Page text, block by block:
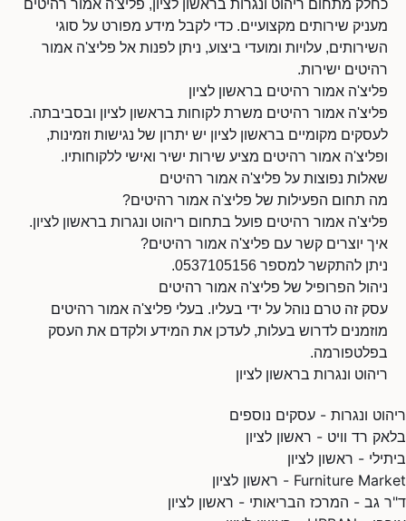
כחלק מתחום ריהוט ונגרות בראשון לציון, פליצ'ה אמור רהיטים
מעניק שירותים מקצועיים. כדי לקבל מידע מפורט על סוגי
השירותים, עלויות ומועדי ביצוע, ניתן לפנות אל פליצ'ה אמור
רהיטים ישירות.
פליצ'ה אמור רהיטים בראשון לציון
פליצ'ה אמור רהיטים משרת לקוחות בראשון לציון ובסביבתה.
לעסקים מקומיים בראשון לציון יש יתרון של נגישות וזמינות,
ופליצ'ה אמור רהיטים מציע שירות ישיר ואישי ללקוחותיו.
שאלות נפוצות על פליצ'ה אמור רהיטים
מה תחום הפעילות של פליצ'ה אמור רהיטים?
פליצ'ה אמור רהיטים פועל בתחום ריהוט ונגרות בראשון לציון.
איך יוצרים קשר עם פליצ'ה אמור רהיטים?
ניתן להתקשר למספר 0537105156.
ניהול הפרופיל של פליצ'ה אמור רהיטים
עסק זה טרם נוהל על ידי בעליו. בעלי פליצ'ה אמור רהיטים
מוזמנים לדרוש בעלות, לעדכן את המידע ולקדם את העסק
בפלטפורמה.
ריהוט ונגרות בראשון לציון
ריהוט ונגרות - עסקים נוספים
בלאק רד וויט - ראשון לציון
ביתילי - ראשון לציון
Furniture Market - ראשון לציון
ד"ר גב - המרכז הבריאותי - ראשון לציון